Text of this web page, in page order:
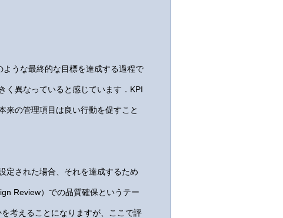
うな最終的な目標を達成する過程で
く異なっていると感じています．KPI
来の管理項目は良い行動を促すこと
定された場合、それを達成するため
Review）での品質確保というテー
考えることになりますが、ここで評